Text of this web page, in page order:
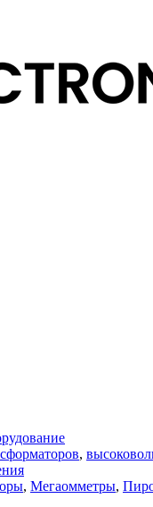
,
, Мегаомметры,